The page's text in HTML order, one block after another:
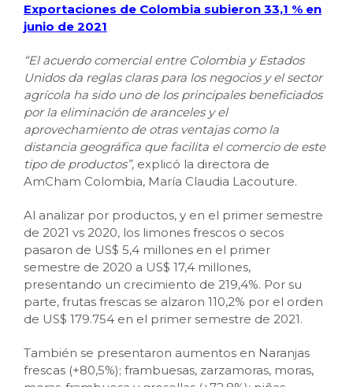
Exportaciones de Colombia subieron 33,1 % en
junio de 2021
“El acuerdo comercial entre Colombia y Estados
Unidos da reglas claras para los negocios y el sector
agrícola ha sido uno de los principales beneficiados
por la eliminación de aranceles y el
aprovechamiento de otras ventajas como la
distancia geográfica que facilita el comercio de este
tipo de productos”, explicó la directora de
AmCham Colombia, María Claudia Lacouture.
Al analizar por productos, y en el primer semestre
de 2021 vs 2020, los limones frescos o secos
pasaron de US$ 5,4 millones en el primer
semestre de 2020 a US$ 17,4 millones,
presentando un crecimiento de 219,4%. Por su
parte, frutas frescas se alzaron 110,2% por el orden
de US$ 179.754 en el primer semestre de 2021.
También se presentaron aumentos en Naranjas
frescas (+80,5%); frambuesas, zarzamoras, moras,